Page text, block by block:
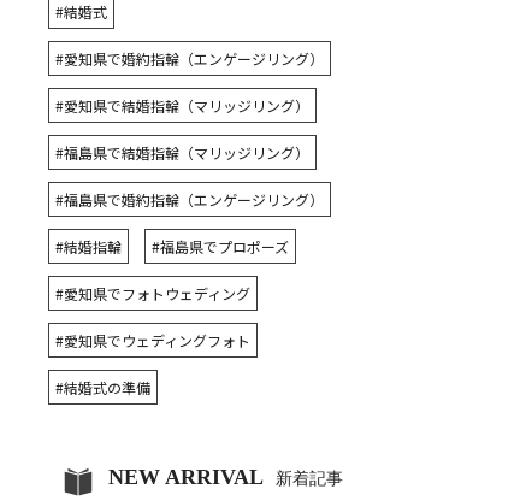
#結婚式
#愛知県で婚約指輪（エンゲージリング）
#愛知県で結婚指輪（マリッジリング）
#福島県で結婚指輪（マリッジリング）
#福島県で婚約指輪（エンゲージリング）
#結婚指輪 #福島県でプロポーズ
#愛知県でフォトウェディング
#愛知県でウェディングフォト
#結婚式の準備
NEW ARRIVAL 新着記事